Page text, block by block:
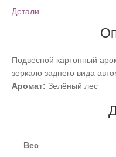
Детали
Подвесной картонный
зеркало заднего вида
Аромат: Зелёный лес
Вес